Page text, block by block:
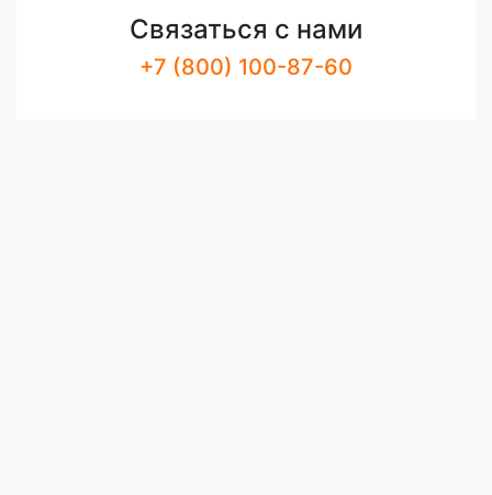
Связаться с нами
+7 (800) 100-87-60